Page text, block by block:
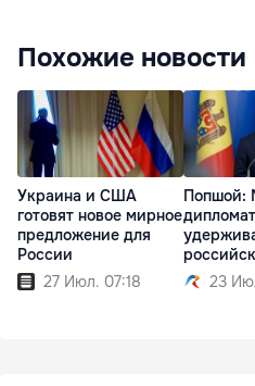
Похожие новости
Украина и США
готовят новое мирное
предложение для
России
27 Июл. 07:18
Попшой:
23